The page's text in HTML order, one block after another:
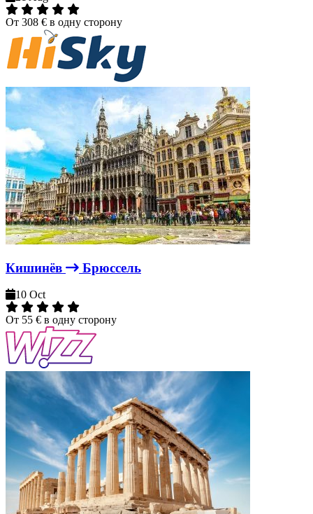
От 308 € в одну сторону
Кишинёв Брюссель
10 Oct
От 55 € в одну сторону